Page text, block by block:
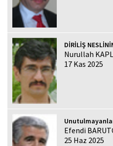
DİRİLİŞ
Nurullah
17 Kas 2025
Efendi
25 Haz 2025